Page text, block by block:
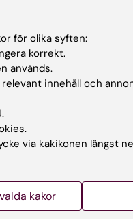
traineeship vid ett
fortfarande göra det,
men utan
kan det
Sponsorship
Detta är ofta en
ha med i beräkningen
hjälpa till med
för olika syften:
korrekt.
används.
innehåll och
via kakikonen längst
kakor